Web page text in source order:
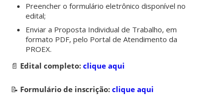
Preencher o formulário eletrônico disponível no
edital;
Enviar a Proposta Individual de Trabalho, em
formato PDF, pelo Portal de Atendimento da
PROEX.
📄 Edital completo: clique aqui
📝 Formulário de inscrição: clique aqui